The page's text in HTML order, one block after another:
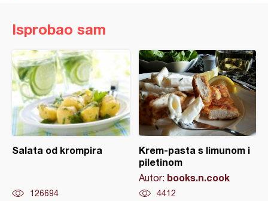
Isprobao sam
Salata od krompira
126694
Krem-pasta s limunom i
piletinom
Autor: books.n.cook
4412